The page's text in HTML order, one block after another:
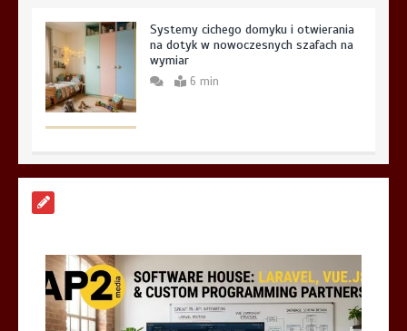
Systemy cichego domyku i otwierania
na dotyk w nowoczesnych szafach na
wymiar
6 min